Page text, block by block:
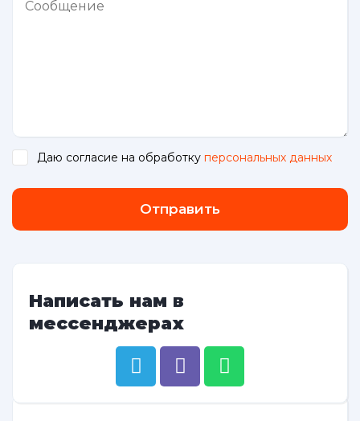
Даю согласие на обработку персональных данных
Отправить
Написать нам в
мессенджерах